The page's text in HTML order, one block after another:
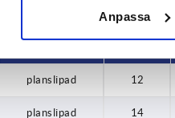
Anpassa
planslipad 12
planslipad 14